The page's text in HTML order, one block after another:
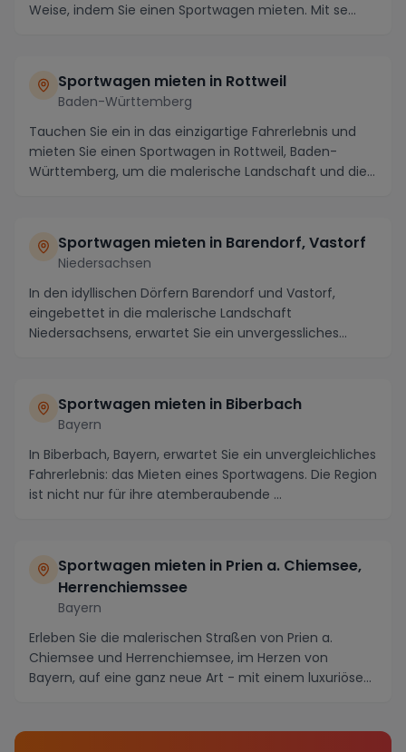
Weise, indem Sie einen Sportwagen mieten. Mit se...
Sportwagen mieten in Rottweil
Baden-Württemberg
Tauchen Sie ein in das einzigartige Fahrerlebnis und
mieten Sie einen Sportwagen in Rottweil, Baden-
Württemberg, um die malerische Landschaft und die
Sportwagen mieten in Barendorf, Vastorf
Niedersachsen
In den idyllischen Dörfern Barendorf und Vastorf,
eingebettet in die malerische Landschaft
Niedersachsens, erwartet Sie ein unvergessliches
Sportwagen mieten in Biberbach
Bayern
In Biberbach, Bayern, erwartet Sie ein unvergleichliches
Fahrerlebnis: das Mieten eines Sportwagens. Die Region
ist nicht nur für ihre atemberaubende ...
Sportwagen mieten in Prien a. Chiemsee,
Herrenchiemssee
Bayern
Erleben Sie die malerischen Straßen von Prien a.
Chiemsee und Herrenchiemsee, im Herzen von
Bayern, auf eine ganz neue Art - mit einem luxuriösen